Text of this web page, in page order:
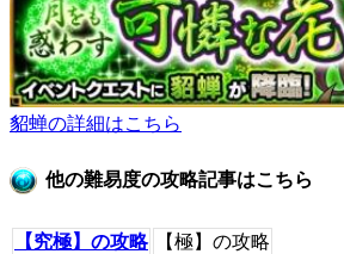
貂蝉の詳細はこちら
他の難易度の攻略記事はこちら
【究極】の攻略 【極】の攻略